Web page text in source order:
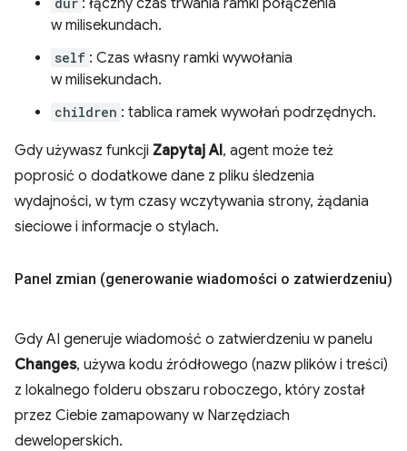
: łączny czas trwania ramki połączenia
w milisekundach.
self : Czas własny ramki wywołania
w milisekundach.
children : tablica ramek wywołań podrzędnych.
Gdy używasz funkcji Zapytaj AI, agent może też
poprosić o dodatkowe dane z pliku śledzenia
wydajności, w tym czasy wczytywania strony, żądania
sieciowe i informacje o stylach.
Panel zmian (generowanie wiadomości o zatwierdzeniu)
Gdy AI generuje wiadomość o zatwierdzeniu w panelu
Changes, używa kodu źródłowego (nazw plików i treści)
z lokalnego folderu obszaru roboczego, który został
przez Ciebie zamapowany w Narzędziach
deweloperskich.